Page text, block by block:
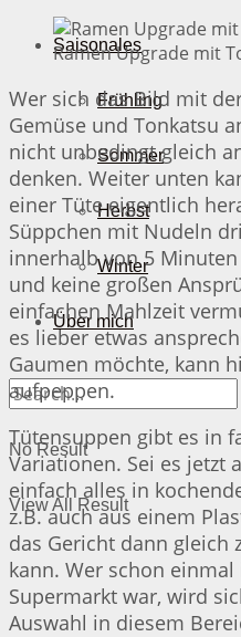
Saisonales
Frühling
Sommer
Herbst
Winter
Über mich
No Result
View All Result
Ramen Upgrade mit
Wer sich das Bild mit
Gemüse und Tonkatsu
nicht unbedingt gleich
denken. Weiter unten
einer Tüte eigentlich
Süppchen mit Nudeln
innerhalb von 5
und keine großen
einfachen Mahlzeit
es lieber etwas
Gaumen möchte, kann
aufpeppen.
Tütensuppen gibt es in
Variationen. Sei es jetzt
einfach alles in
z.B. auch aus einem
das Gericht dann gleich
kann. Wer schon
Supermarkt war, wird
Auswahl in diesem